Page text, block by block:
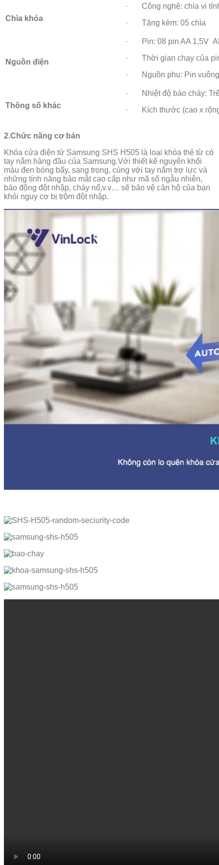
Chìa khóa
· Công nghệ: chìa vi
· Tặng kèm: 05 chìa
Nguồn điện
· Pin: 08 pin AA 1,5V
· Thời gian chạy của
· Nguồn phụ: Pin
Thông số khác
· Nhiệt độ báo cháy:
· Kích thước (cao x rộng
2.Chức năng cơ bản
Khóa cửa điện tử Samsung SHS H505 là loại khóa thẻ từ có
tay nắm hàng đầu của Samsung.Với thiết kế nguyên khối
màu đen bóng bẩy, sang trọng, cùng với tay nắm trợ lực và
những tính năng bảo mật cao cấp như mã số ngẫu nhiên,
báo động đột nhập, cháy nổ,v.v… sẽ bảo vệ căn hộ của bạn
khỏi nguy cơ bị trộm đột nhập.